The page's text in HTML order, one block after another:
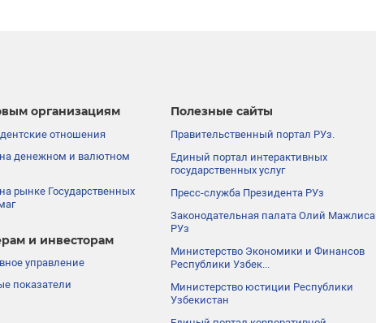
организациям
отношения
денежном и валютном
рынке Государственных
и инвесторам
управление
показатели
Полезные сайты
Правительственный портал РУз.
Единый портал интерактивных
государственных услуг
Пресс-служба Президента РУз
Законодательная палата Олий Мажлиса
РУз
Министерство Экономики и Финансов
Республики Узбек...
Министерство юстиции Республики
Узбекистан